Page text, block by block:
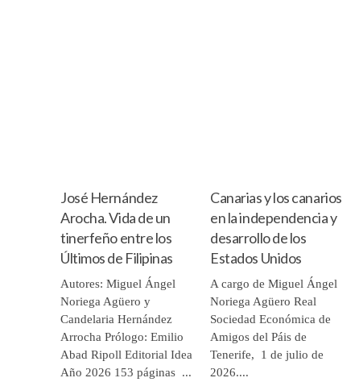
José Hernández
Arocha. Vida de un
tinerfeño entre los
Últimos de Filipinas
Autores: Miguel Ángel
Noriega Agüero y
Candelaria Hernández
Arrocha Prólogo: Emilio
Abad Ripoll Editorial Idea
Año 2026 153 páginas ...
Canarias y los canarios
en la independencia y
desarrollo de los
Estados Unidos
A cargo de Miguel Ángel
Noriega Agüero Real
Sociedad Económica de
Amigos del Páis de
Tenerife, 1 de julio de
2026....